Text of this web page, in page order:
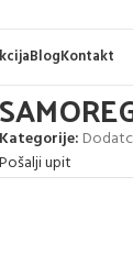
BlogKontakt
Kategorije:
Pošalji upit